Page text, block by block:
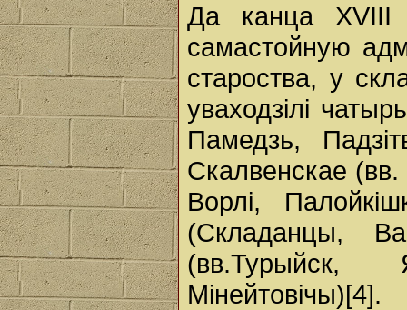
Да канца XVIII
самастойную
староства, у
уваходзілі
Памедзь,
Скалвенскае (вв.
Ворлі,
(Складанцы,
(вв.Турыйск,
Мінейтовічы)[4].